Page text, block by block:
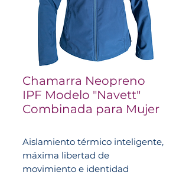
Chamarra Neopreno
IPF Modelo "Navett"
Combinada para Mujer
Aislamiento térmico inteligente,
máxima libertad de
movimiento e identidad